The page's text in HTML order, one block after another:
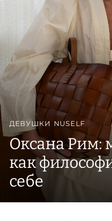
ДЕВУШКИ NUSELF
Оксана
как
себе